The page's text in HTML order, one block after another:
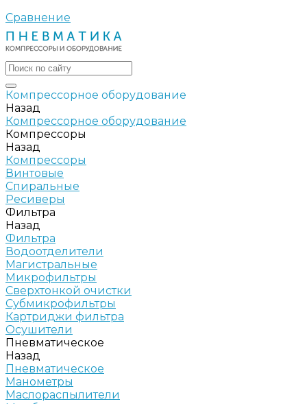
Сравнение
Компрессорное оборудование
Назад
Компрессорное оборудование
Компрессоры
Назад
Компрессоры
Винтовые
Спиральные
Ресиверы
Фильтра
Назад
Фильтра
Водоотделители
Магистральные
Микрофильтры
Сверхтонкой очистки
Субмикрофильтры
Картриджи фильтра
Осушители
Пневматическое
Назад
Пневматическое
Манометры
Маслораспылители